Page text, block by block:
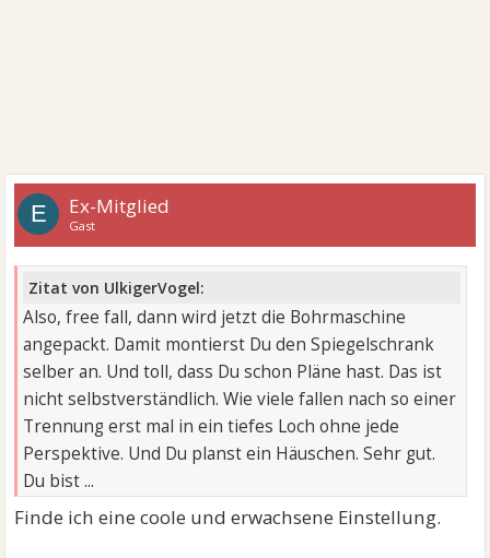
E Ex-Mitglied
Gast
Zitat von UlkigerVogel:
Also, free fall, dann wird jetzt die Bohrmaschine
angepackt. Damit montierst Du den Spiegelschrank
selber an. Und toll, dass Du schon Pläne hast. Das ist
nicht selbstverständlich. Wie viele fallen nach so einer
Trennung erst mal in ein tiefes Loch ohne jede
Perspektive. Und Du planst ein Häuschen. Sehr gut.
Du bist ...
Finde ich eine coole und erwachsene Einstellung.